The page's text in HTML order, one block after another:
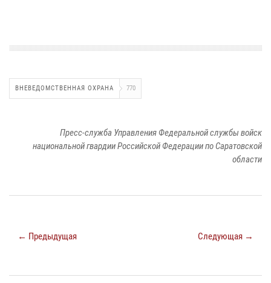
ВНЕВЕДОМСТВЕННАЯ ОХРАНА 770
Пресс-служба Управления Федеральной службы войск
национальной гвардии Российской Федерации по Саратовской
области
← Предыдущая Следующая →